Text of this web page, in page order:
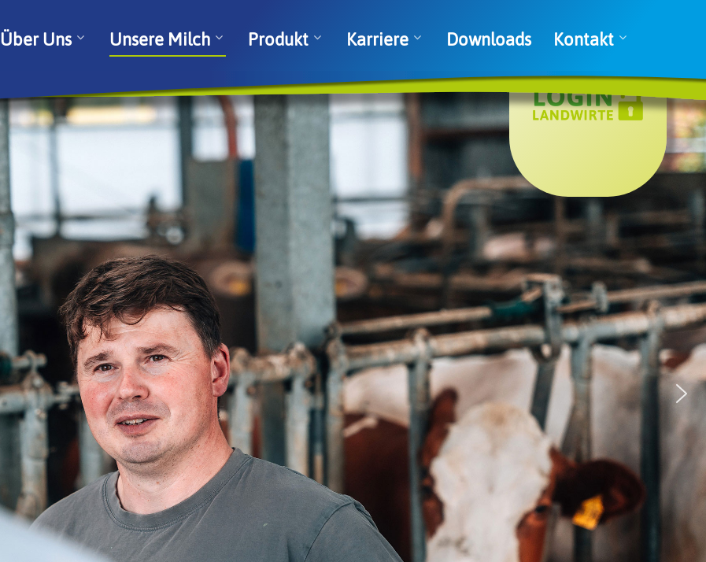
Über Uns Unsere Milch Produkt Karriere Downloads Kontakt